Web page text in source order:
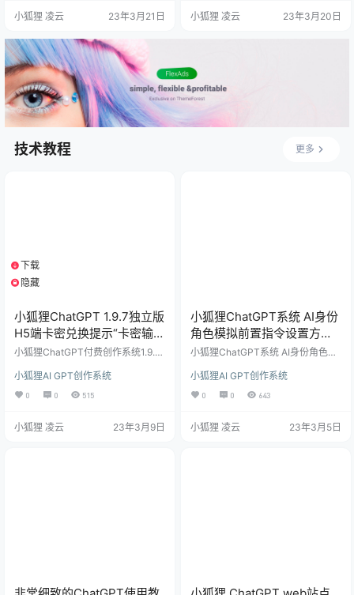
给大家分享一下“WordPress网站设
纯代码实现方法。 评论时间限制设
置方法-以7B2主题为例 在主题文件f
unction.php底部加上以下代码即可
//WordPr…
小狐狸 凌云 23年3月21日
放大-www.xiaohulizyw.cn*/ .avat
小狐狸 凌云 23年3月20日
技术教程 更多
下载
隐藏
小狐狸ChatGPT 1.9.7独立版
H5端卡密兑换提示“卡密输入
有误 ”解决办法
小狐狸ChatGPT付费创作系统1.9.7
端和小程序端无法兑换，一直提示
“卡密输入有误 ”，该功能上几版都
正常，应该是官方升级后本身有BU
处理。具体操作如下： H5端 找到目
小狐狸AI GPT创作系统
0 0 515
小狐狸 凌云 23年3月9日
小狐狸ChatGPT系统 AI身份
角色模拟前置指令设置方法
参照模板
小狐狸ChatGPT系统 AI身份角色模
狸ChatGPT系统新版功能新增AI身
份角色模拟后，很多会员不会设置AI
身份角色模拟前置指令，今天参考
大家分享一下。 具体参照下面模板
小狐狸AI GPT创作系统
0 0 643
小狐狸 凌云 23年3月5日